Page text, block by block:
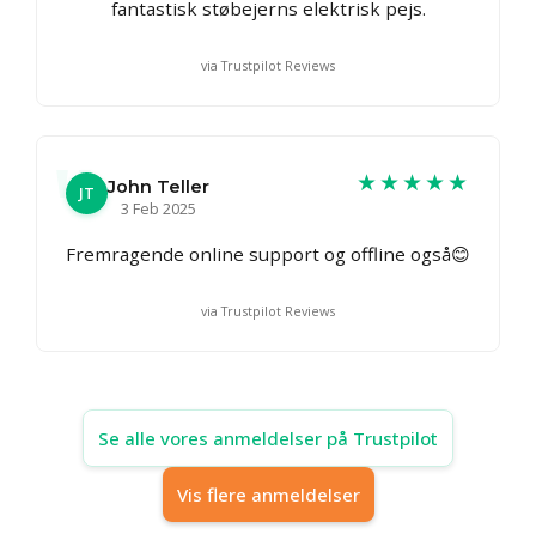
fantastisk støbejerns elektrisk pejs.
via Trustpilot Reviews
JT
John Teller
3 Feb 2025
★★★★★
Fremragende online support og offline også😊
via Trustpilot Reviews
Se alle vores anmeldelser på Trustpilot
Vis flere anmeldelser